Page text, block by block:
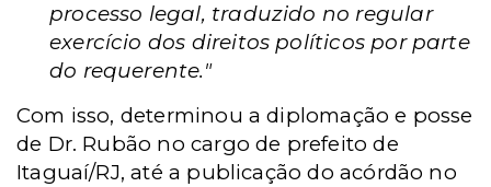
processo legal, traduzido no regular
exercício dos direitos políticos por parte
do requerente."
Com isso, determinou a diplomação e posse
de Dr. Rubão no cargo de prefeito de
Itaguaí/RJ, até a publicação do acórdão no